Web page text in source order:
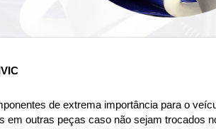
de extrema importância para o
em outras peças caso não sejam trocados